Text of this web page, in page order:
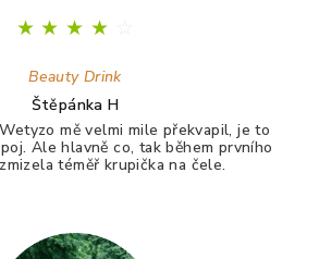
★ ★ ★ ★
Beauty Drink
Štěpánka H
mě velmi mile překvapil, je to
Ale hlavně co, tak během prvního
téměř krupička na čele.